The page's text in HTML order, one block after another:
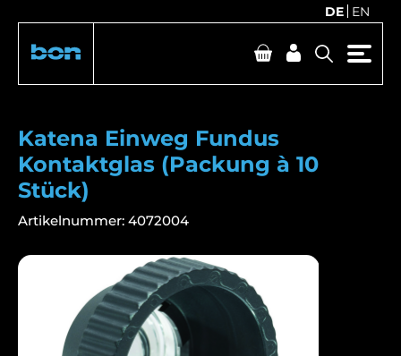
DE EN
Katena Einweg Fundus
Kontaktglas (Packung à 10
Stück)
Artikelnummer: 4072004